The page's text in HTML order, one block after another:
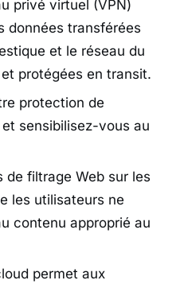
privé virtuel (VPN)
données transférées
et le réseau du
protégées en transit.
protection de
sensibilisez-vous au
de filtrage Web sur les
les utilisateurs ne
contenu approprié au
permet aux